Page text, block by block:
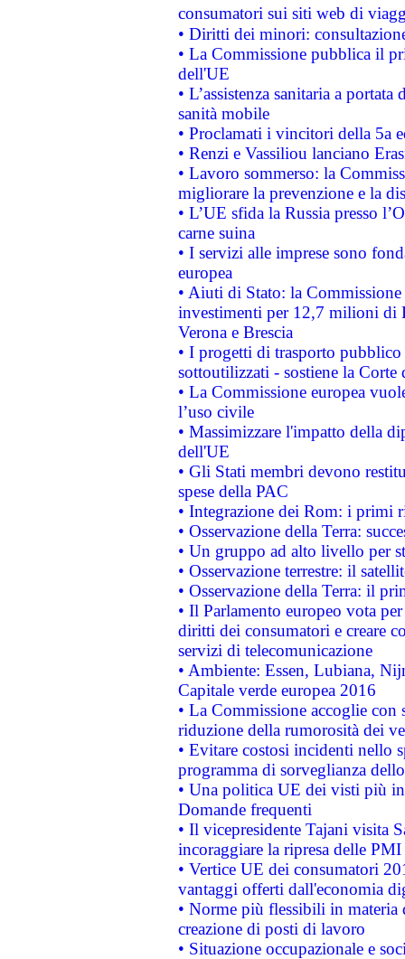
consumatori sui siti web di
• Diritti dei minori:
• La Commissione pubblica il
dell'UE
• L’assistenza sanitaria a
sanità mobile
• Proclamati i vincitori della 5a
• Renzi e Vassiliou lanciano
• Lavoro sommerso: la
migliorare la prevenzione e la
• L’UE sfida la Russia presso
carne suina
• I servizi alle imprese sono
europea
• Aiuti di Stato: la
investimenti per 12,7 milioni di
Verona e Brescia
• I progetti di trasporto
sottoutilizzati - sostiene la Corte
• La Commissione europea
l’uso civile
• Massimizzare l'impatto della
dell'UE
• Gli Stati membri devono
spese della PAC
• Integrazione dei Rom: i primi
• Osservazione della Terra:
• Un gruppo ad alto livello per
• Osservazione terrestre: il
• Osservazione della Terra: il
• Il Parlamento europeo vota
diritti dei consumatori e creare
servizi di telecomunicazione
• Ambiente: Essen, Lubiana,
Capitale verde europea 2016
• La Commissione accoglie
riduzione della rumorosità dei
• Evitare costosi incidenti nello
programma di sorveglianza
• Una politica UE dei visti più
Domande frequenti
• Il vicepresidente Tajani visita
incoraggiare la ripresa delle
• Vertice UE dei consumatori
vantaggi offerti dall'economia
• Norme più flessibili in materia
creazione di posti di lavoro
• Situazione occupazionale e